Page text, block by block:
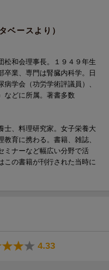
ベースより）
松和会理事長。１９４９年生
卒業、専門は腎臓内科学。日
学会（功労学術評議員）、
などに所属。著書多数
士、料理研究家。女子栄養大
育に携わる。書籍、雑誌、
ミナーなど幅広い分野で活
この書籍が刊行された当時に
4.33